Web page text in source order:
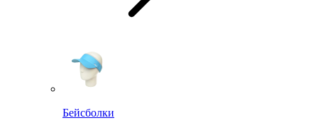
Бейсболки